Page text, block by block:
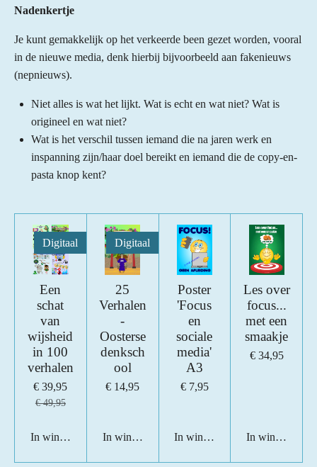
Nadenkertje
Je kunt gemakkelijk op het verkeerde been gezet worden, vooral
in de nieuwe media, denk hierbij bijvoorbeeld aan fakenieuws
(nepnieuws).
Niet alles is wat het lijkt. Wat is echt en wat niet? Wat is
origineel en wat niet?
Wat is het verschil tussen iemand die na jaren werk en
inspanning zijn/haar doel bereikt en iemand die de copy-en-
pasta knop kent?
Digitaal
Een
schat
van
wijsheid
in 100
verhalen
€ 39,95
€ 49,95
In winkelwagen
Digitaal
25
Verhalen
-
Oosterse
denksch
ool
€ 14,95
In winkelwagen
Poster
'Focus
en
sociale
media'
A3
€ 7,95
In winkelwagen
Les over
focus...
met een
smaakje
€ 34,95
In